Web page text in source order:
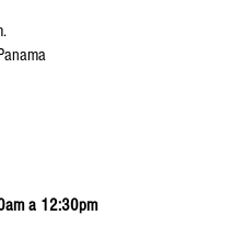
a 12:30pm